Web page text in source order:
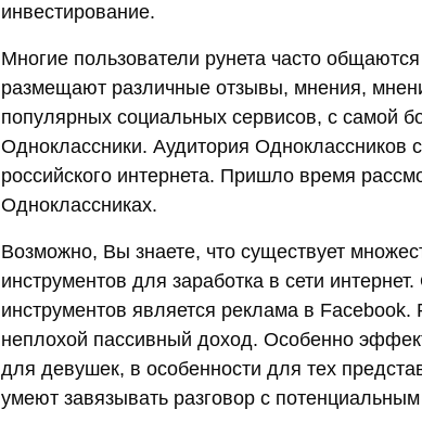
инвестирование.
Многие пользователи рунета часто
размещают различные отзывы, мнения,
популярных социальных сервисов, с самой
Одноклассники. Аудитория Одноклассников
российского интернета. Пришло время
Одноклассниках.
Возможно, Вы знаете, что существует
инструментов для заработка в сети
инструментов является реклама в
неплохой пассивный доход. Особенно
для девушек, в особенности для тех
умеют завязывать разговор с